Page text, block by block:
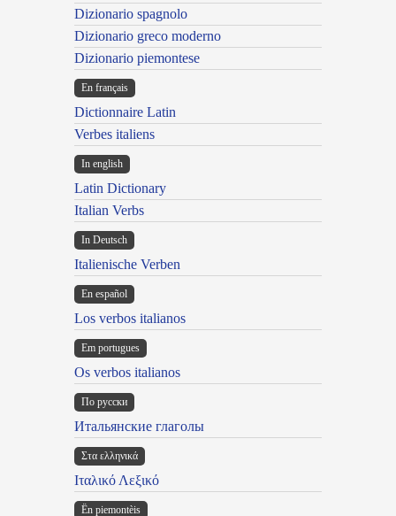
Dizionario spagnolo
Dizionario greco moderno
Dizionario piemontese
En français
Dictionnaire Latin
Verbes italiens
In english
Latin Dictionary
Italian Verbs
In Deutsch
Italienische Verben
En español
Los verbos italianos
Em portugues
Os verbos italianos
По русски
Итальянские глаголы
Στα ελληνικά
Ιταλικό Λεξικό
Ën piemontèis